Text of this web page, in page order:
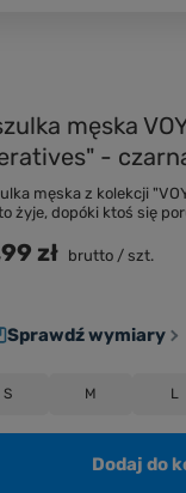
męska
-
męska z kolekcji
żyje, dopóki ktoś się
S M L
Sprawdź wymiary
zł brutto /szt.
Dodaj do